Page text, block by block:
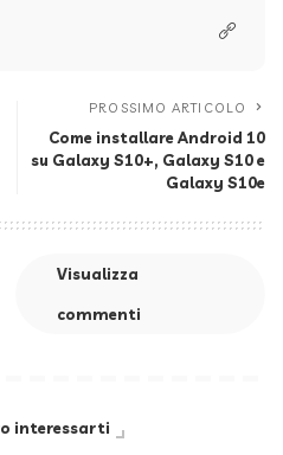
PROSSIMO ARTICOLO
Come installare Android 10
su Galaxy S10+, Galaxy S10 e
Galaxy S10e
Visualizza
commenti
interessarti